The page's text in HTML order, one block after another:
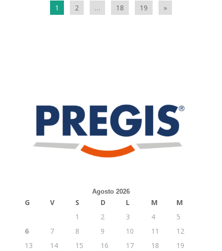
1 2 … 18 19 »
Agosto 2026
G V S D L M
M
1
2 3 4
5
6
7 8 9 10 11
12
13
14 15 16 17 18
19